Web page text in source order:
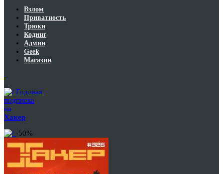
Взлом
Приватность
Трюки
Кодинг
Админ
Geek
Магазин
Годовая
подписка
на
Хакер
-50%